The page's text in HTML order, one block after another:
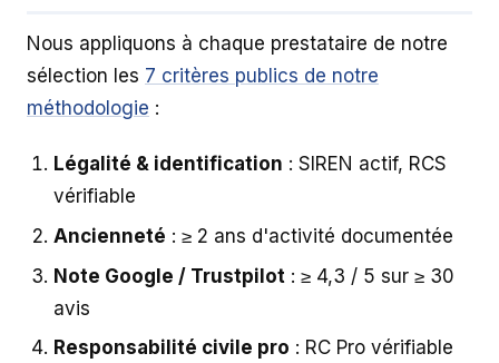
Nous appliquons à chaque prestataire de notre
sélection les 7 critères publics de notre
méthodologie :
Légalité & identification : SIREN actif, RCS
vérifiable
Ancienneté : ≥ 2 ans d'activité documentée
Note Google / Trustpilot : ≥ 4,3 / 5 sur ≥ 30
avis
Responsabilité civile pro : RC Pro vérifiable